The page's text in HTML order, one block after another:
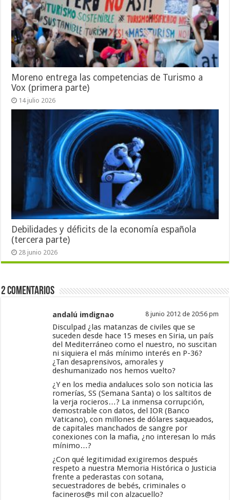
Moreno entrega las competencias de Turismo a
Vox (primera parte)
14 julio 2026
Debilidades y déficits de la economía española
(tercera parte)
28 junio 2026
2 Comentarios
andalú imdignao 8 junio 2012 de 20:56 pm
Disculpad ¿las matanzas de civiles que se
suceden desde hace 15 meses en Siria, un país
del Mediterráneo como el nuestro, no suscitan
ni siquiera el más mínimo interés en P-36?
¿Tan desaprensivos, amorales y
deshumanizado nos hemos vuelto?
¿Y en los media andaluces solo son noticia las
romerías, SS (Semana Santa) o los saltitos de
la verja rocieros…? La inmensa corrupción,
demostrable con datos, del IOR (Banco
Vaticano), con millones de dólares saqueados,
de capitales manchados de sangre por
conexiones con la mafia, ¿no interesan lo más
mínimo…?
¿Con qué legitimidad exigiremos después
respeto a nuestra Memoria Histórica o Justicia
frente a pederastas con sotana,
secuestradores de bebés, criminales o
facineros@s mil con alzacuello?